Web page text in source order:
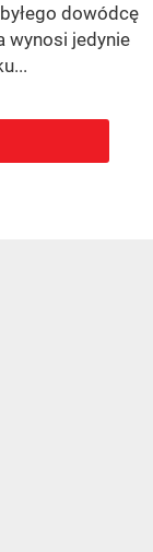
dowódcę
wynosi jedynie